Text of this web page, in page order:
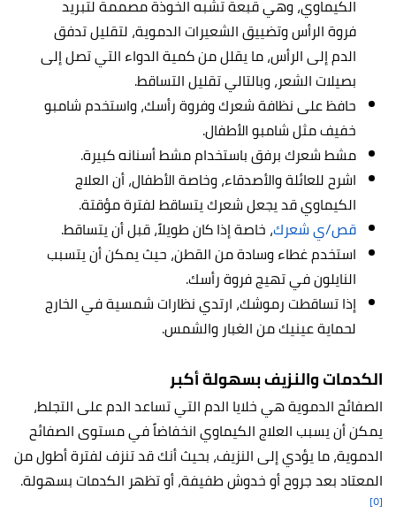
الكيماوي، وهي قبعة تشبه الخوذة مصممة لتبريد
فروة الرأس وتضييق الشعيرات الدموية، لتقليل تدفق
الدم إلى الرأس، ما يقلل من كمية الدواء التي تصل إلى
بصيلات الشعر، وبالتالي تقليل التساقط.
حافظ على نظافة شعرك وفروة رأسك، واستخدم شامبو
خفيف مثل شامبو الأطفال.
مشط شعرك برفق باستخدام مشط أسنانه كبيرة.
اشرح للعائلة والأصدقاء، وخاصة الأطفال، أن العلاج
الكيماوي قد يجعل شعرك يتساقط لفترة مؤقتة.
قص/ي شعرك، خاصة إذا كان طويلاً، قبل أن يتساقط.
استخدم غطاء وسادة من القطن، حيث يمكن أن يتسبب
النايلون في تهيج فروة رأسك.
إذا تساقطت رموشك، ارتدي نظارات شمسية في الخارج
لحماية عينيك من الغبار والشمس.
الكدمات والنزيف بسهولة أكبر
الصفائح الدموية هي خلايا الدم التي تساعد الدم على التجلط،
يمكن أن يسبب العلاج الكيماوي انخفاضاً في مستوى الصفائح
الدموية، ما يؤدي إلى النزيف، بحيث أنك قد تنزف لفترة أطول من
المعتاد بعد جروح أو خدوش طفيفة، أو تظهر الكدمات بسهولة.
[٥]